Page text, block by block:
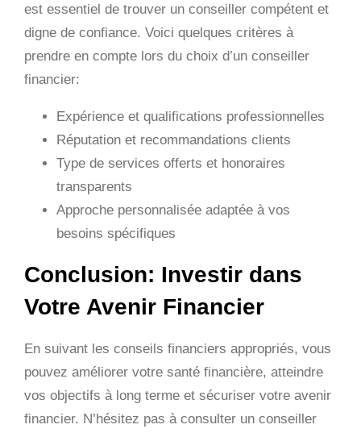
est essentiel de trouver un conseiller compétent et
digne de confiance. Voici quelques critères à
prendre en compte lors du choix d’un conseiller
financier:
Expérience et qualifications professionnelles
Réputation et recommandations clients
Type de services offerts et honoraires
transparents
Approche personnalisée adaptée à vos
besoins spécifiques
Conclusion: Investir dans
Votre Avenir Financier
En suivant les conseils financiers appropriés, vous
pouvez améliorer votre santé financière, atteindre
vos objectifs à long terme et sécuriser votre avenir
financier. N’hésitez pas à consulter un conseiller